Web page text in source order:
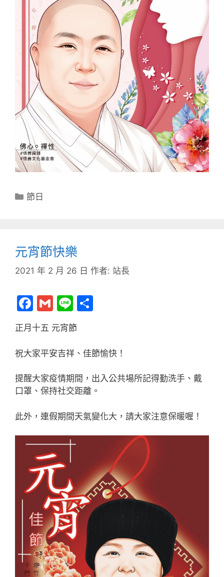
分
節日
元宵節快樂
2021 年 2 月 26 日 作者: 站長
F
a
c
e
o
o
k
G
m
ai
l
Li
n
e
正月十五 元宵節
祝大家平安吉祥、佳節愉快！
提醒大家疫情期間，出入公共場所記得勤洗手、戴
口罩、保持社交距離。
此外，連假期間天氣變化大，請大家注意保暖喔！